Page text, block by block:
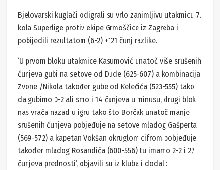
Bjelovarski kuglači odigrali su vrlo zanimljivu utakmicu 7.
kola Superlige protiv ekipe Grmoščice iz Zagreba i
pobijedili rezultatom (6-2) +121 čunj razlike.
‘U prvom bloku utakmice Kasumović unatoč više srušenih
čunjeva gubi na setove od Dude (625-607) a kombinacija
Zvone /Nikola također gube od Kelečića (523-555) tako
da gubimo 0-2 ali smo i 14 čunjeva u minusu, drugi blok
nas vraća nazad u igru tako što Borčak unatoč manje
srušenih čunjeva pobjeđuje na setove mladog Gašperta
(569-572) a kapetan Vokšan okruglom cifrom pobjeđuje
također mladog Rosandića (600-556) tu imamo 2-2 i 27
čunjeva prednosti’, objavili su iz kluba i dodali: